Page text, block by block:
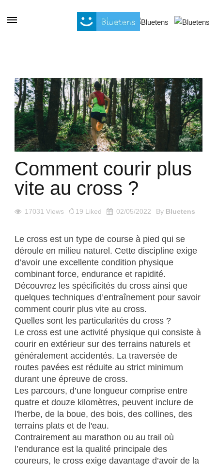
Comment courir plus
vite au cross ?
17031 Views 19 Liked 02/05/2022 By Bluetens
Le cross est un type de course à pied qui se
déroule en milieu naturel. Cette discipline exige
d’avoir une excellente condition physique
combinant force, endurance et rapidité.
Découvrez les spécificités du cross ainsi que
quelques techniques d’entraînement pour savoir
comment courir plus vite au cross.
Quelles sont les particularités du cross ?
Le cross est une activité physique qui consiste à
courir en extérieur sur des terrains naturels et
généralement accidentés. La traversée de
routes pavées est réduite au strict minimum
durant une épreuve de cross.
Les parcours, d’une longueur comprise entre
quatre et douze kilomètres, peuvent inclure de
l'herbe, de la boue, des bois, des collines, des
terrains plats et de l'eau.
Contrairement au marathon ou au trail où
l’endurance est la qualité principale des
coureurs, le cross exige davantage d’avoir de la